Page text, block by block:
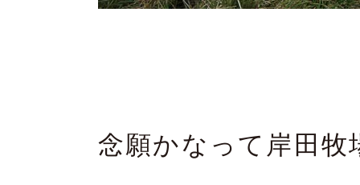
念願かなって岸田牧